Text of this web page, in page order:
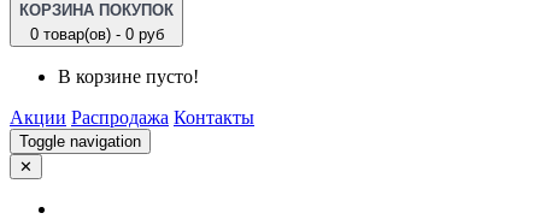
КОРЗИНА ПОКУПОК
0 товар(ов) - 0 руб
В корзине пусто!
Акции Распродажа Контакты
Toggle navigation
✕